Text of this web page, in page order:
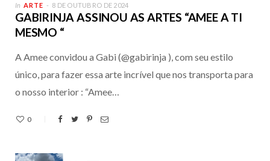
In ARTE 8 DE OUTUBRO DE 2024
GABIRINJA ASSINOU AS ARTES “AMEE A TI
MESMO “
A Amee convidou a Gabi (@gabirinja ), com seu estilo
único, para fazer essa arte incrível que nos transporta para
o nosso interior : “Amee…
0